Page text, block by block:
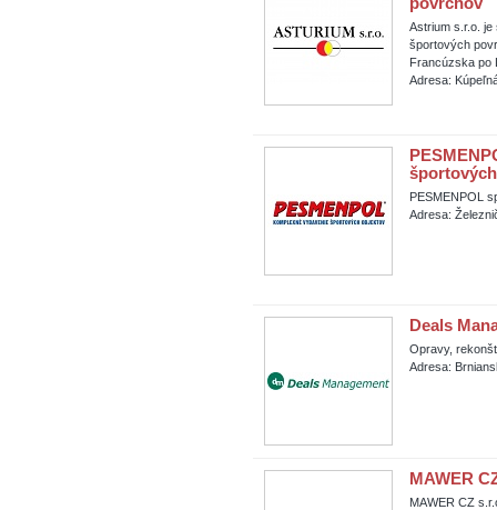
Astrium s.r.o.
športových
Francúzska po
Adresa:
PESMENPOL
Adresa:
Deals
Opravy,
Adresa:
MAWER
MAWER CZ